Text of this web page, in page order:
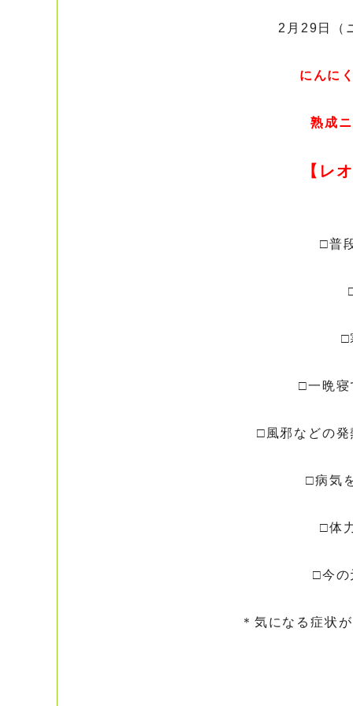
2月29日（
にんに
熟成
【レ
□普
□
□一晩寝
□風邪などの
□病気
□体
□今の
＊気になる症状